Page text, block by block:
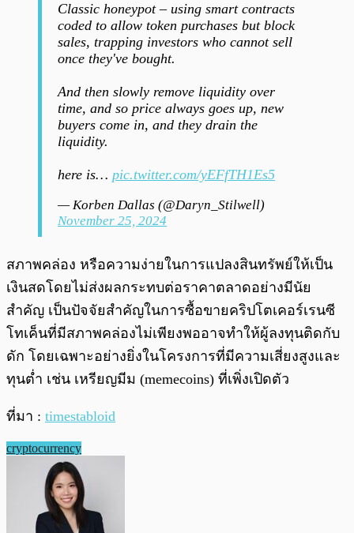
Classic honeypot – using smart contracts
coded to allow token purchases but block
sales, trapping investors who cannot sell
once they've bought.
And then slowly remove liquidity over
time, and so price always goes up, new
buyers come in, and they drain the
liquidity.
here is… pic.twitter.com/yEFfTH1Es5
— Korben Dallas (@Daryn_Stilwell)
November 25, 2024
สภาพคล่อง หรือความง่ายในการแปลงสินทรัพย์ให้เป็น
เงินสดโดยไม่ส่งผลกระทบต่อราคาตลาดอย่างมีนัย
สำคัญ เป็นปัจจัยสำคัญในการซื้อขายคริปโตเคอร์เรนซี
โทเค็นที่มีสภาพคล่องไม่เพียงพออาจทำให้ผู้ลงทุนติดกับ
ดัก โดยเฉพาะอย่างยิ่งในโครงการที่มีความเสี่ยงสูงและ
ทุนต่ำ เช่น เหรียญมีม (memecoins) ที่เพิ่งเปิดตัว
ที่มา : timestabloid
cryptocurrency